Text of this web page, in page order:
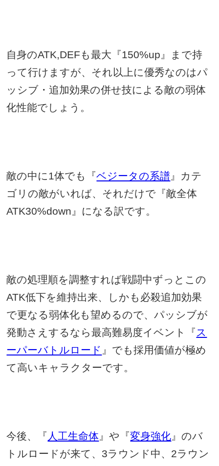
自身のATK,DEF も最大『150%up』まで持
って行けますが、それ以上に優秀なのはパ
ッシブ・追加効果の併せ技による敵の弱体
化性能でしょう。
敵の中に1体でも『ベジータの系譜』カテ
ゴリの敵がいれば、それだけで『敵全体
ATK30%down』になる訳です。
敵の処理順を調整すれば戦闘中ずっとこの
ATK低下を維持出来、しかも必殺追加効果
で更なる弱体化も望めるので、パッシブが
発動さえするなら最高難易度イベント『ス
ーパーバトルロード 』でも採用価値が極め
て高いキャラクターです。
今後、『 人工生命体』や『変身強化』のバ
トルロードが来て、 3ラウンド中、 2ラウン